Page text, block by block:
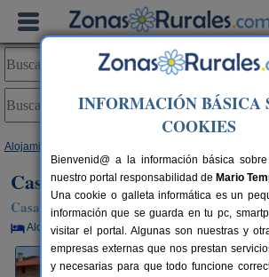
Alojamientos >
Casa Rural Pikatzaenea
Casa Rural en Sopuerta (Vizcaya)
Alquiler por habitaciones 18+2 plazas 32
INFORMACIÓN BÁSICA
COOKIES
Bienvenid@ a la información básica
nuestro portal responsabilidad de Mario
Una cookie o galleta informática es un
información que se guarda en tu pc,
visitar el portal. Algunas son nuestras y
empresas externas que nos prestan
y necesarias para que todo funcione